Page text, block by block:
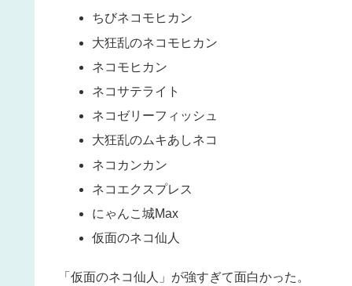
ちびネコモヒカン
大狂乱のネコモヒカン
ネコモヒカン
ネコサテライト
ネコゼリーフィッシュ
大狂乱のムキあしネコ
ネコカンカン
ネコエクスプレス
にゃんこ城Max
仮面のネコ仙人
「仮面のネコ仙人」が強すぎて面白かった。